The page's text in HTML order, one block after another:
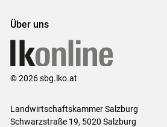
Über uns
© 2026 sbg.lko.at
Landwirtschaftskammer Salzburg
Schwarzstraße 19, 5020 Salzburg